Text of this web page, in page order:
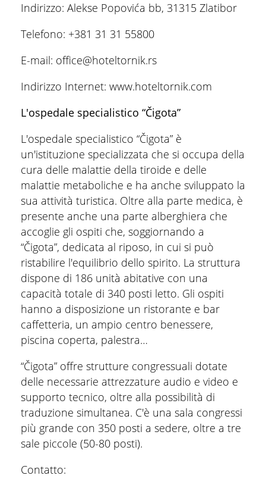
Indirizzo: Alekse Popovića bb, 31315 Zlatibor
Telefono: +381 31 31 55800
E-mail: office@hoteltornik.rs
Indirizzo Internet: www.hoteltornik.com
L'ospedale specialistico “Čigota”
L'ospedale specialistico “Čigota” è
un'istituzione specializzata che si occupa della
cura delle malattie della tiroide e delle
malattie metaboliche e ha anche sviluppato la
sua attività turistica. Oltre alla parte medica, è
presente anche una parte alberghiera che
accoglie gli ospiti che, soggiornando a
“Čigota”, dedicata al riposo, in cui si può
ristabilire l'equilibrio dello spirito. La struttura
dispone di 186 unità abitative con una
capacità totale di 340 posti letto. Gli ospiti
hanno a disposizione un ristorante e bar
caffetteria, un ampio centro benessere,
piscina coperta, palestra…
“Čigota” offre strutture congressuali dotate
delle necessarie attrezzature audio e video e
supporto tecnico, oltre alla possibilità di
traduzione simultanea. C'è una sala congressi
più grande con 350 posti a sedere, oltre a tre
sale piccole (50-80 posti).
Contatto: